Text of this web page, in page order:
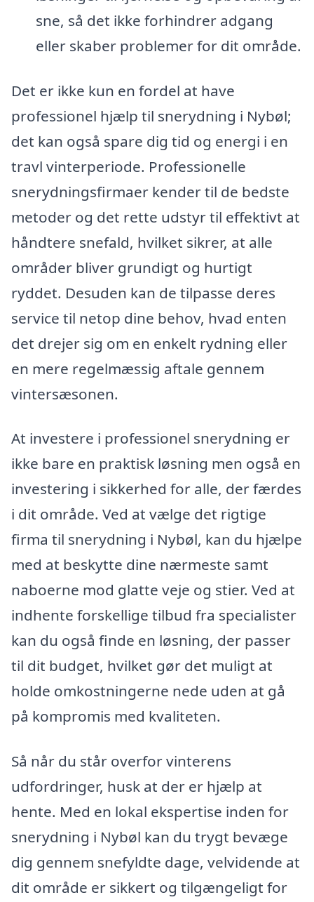
sne, så det ikke forhindrer adgang
eller skaber problemer for dit område.
Det er ikke kun en fordel at have
professionel hjælp til snerydning i Nybøl;
det kan også spare dig tid og energi i en
travl vinterperiode. Professionelle
snerydningsfirmaer kender til de bedste
metoder og det rette udstyr til effektivt at
håndtere snefald, hvilket sikrer, at alle
områder bliver grundigt og hurtigt
ryddet. Desuden kan de tilpasse deres
service til netop dine behov, hvad enten
det drejer sig om en enkelt rydning eller
en mere regelmæssig aftale gennem
vintersæsonen.
At investere i professionel snerydning er
ikke bare en praktisk løsning men også en
investering i sikkerhed for alle, der færdes
i dit område. Ved at vælge det rigtige
firma til snerydning i Nybøl, kan du hjælpe
med at beskytte dine nærmeste samt
naboerne mod glatte veje og stier. Ved at
indhente forskellige tilbud fra specialister
kan du også finde en løsning, der passer
til dit budget, hvilket gør det muligt at
holde omkostningerne nede uden at gå
på kompromis med kvaliteten.
Så når du står overfor vinterens
udfordringer, husk at der er hjælp at
hente. Med en lokal ekspertise inden for
snerydning i Nybøl kan du trygt bevæge
dig gennem snefyldte dage, velvidende at
dit område er sikkert og tilgængeligt for